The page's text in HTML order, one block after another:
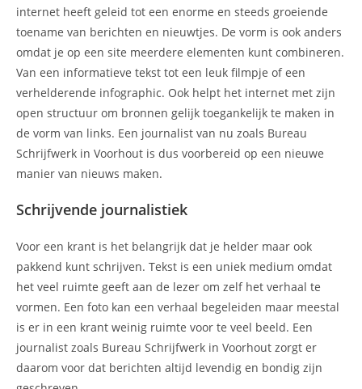
internet heeft geleid tot een enorme en steeds groeiende
toename van berichten en nieuwtjes. De vorm is ook anders
omdat je op een site meerdere elementen kunt combineren.
Van een informatieve tekst tot een leuk filmpje of een
verhelderende infographic. Ook helpt het internet met zijn
open structuur om bronnen gelijk toegankelijk te maken in
de vorm van links. Een journalist van nu zoals Bureau
Schrijfwerk in Voorhout is dus voorbereid op een nieuwe
manier van nieuws maken.
Schrijvende journalistiek
Voor een krant is het belangrijk dat je helder maar ook
pakkend kunt schrijven. Tekst is een uniek medium omdat
het veel ruimte geeft aan de lezer om zelf het verhaal te
vormen. Een foto kan een verhaal begeleiden maar meestal
is er in een krant weinig ruimte voor te veel beeld. Een
journalist zoals Bureau Schrijfwerk in Voorhout zorgt er
daarom voor dat berichten altijd levendig en bondig zijn